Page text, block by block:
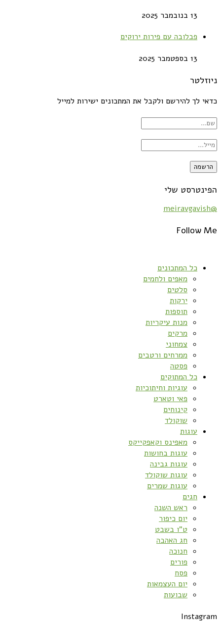
13 בנובמבר 2025
פבלובה עם פירות ירוקים
13 בספטמבר 2025
ניוזלטר
כדאי לך להירשם ולקבל את המתכונים ישירות למייל
הפינטרסט שלי
@meiravgavish
Follow Me
כל המתכונים
מאפים ולחמים
סלטים
ירקות
תוספות
מנות עיקריות
מרקים
צמחוני
ממרחים ורטבים
פסטה
כל המתוקים
עוגיות וחיתוכיות
פאי וטארט
קינוחים
שוקולד
עוגות
מאפינס וקאפקייקס
עוגות בחושות
עוגות גבינה
עוגות שוקולד
עוגות שמרים
חגים
ראש השנה
יום כיפור
ט”ו בשבט
חג האהבה
חנוכה
פורים
פסח
יום העצמאות
שבועות
Instagram